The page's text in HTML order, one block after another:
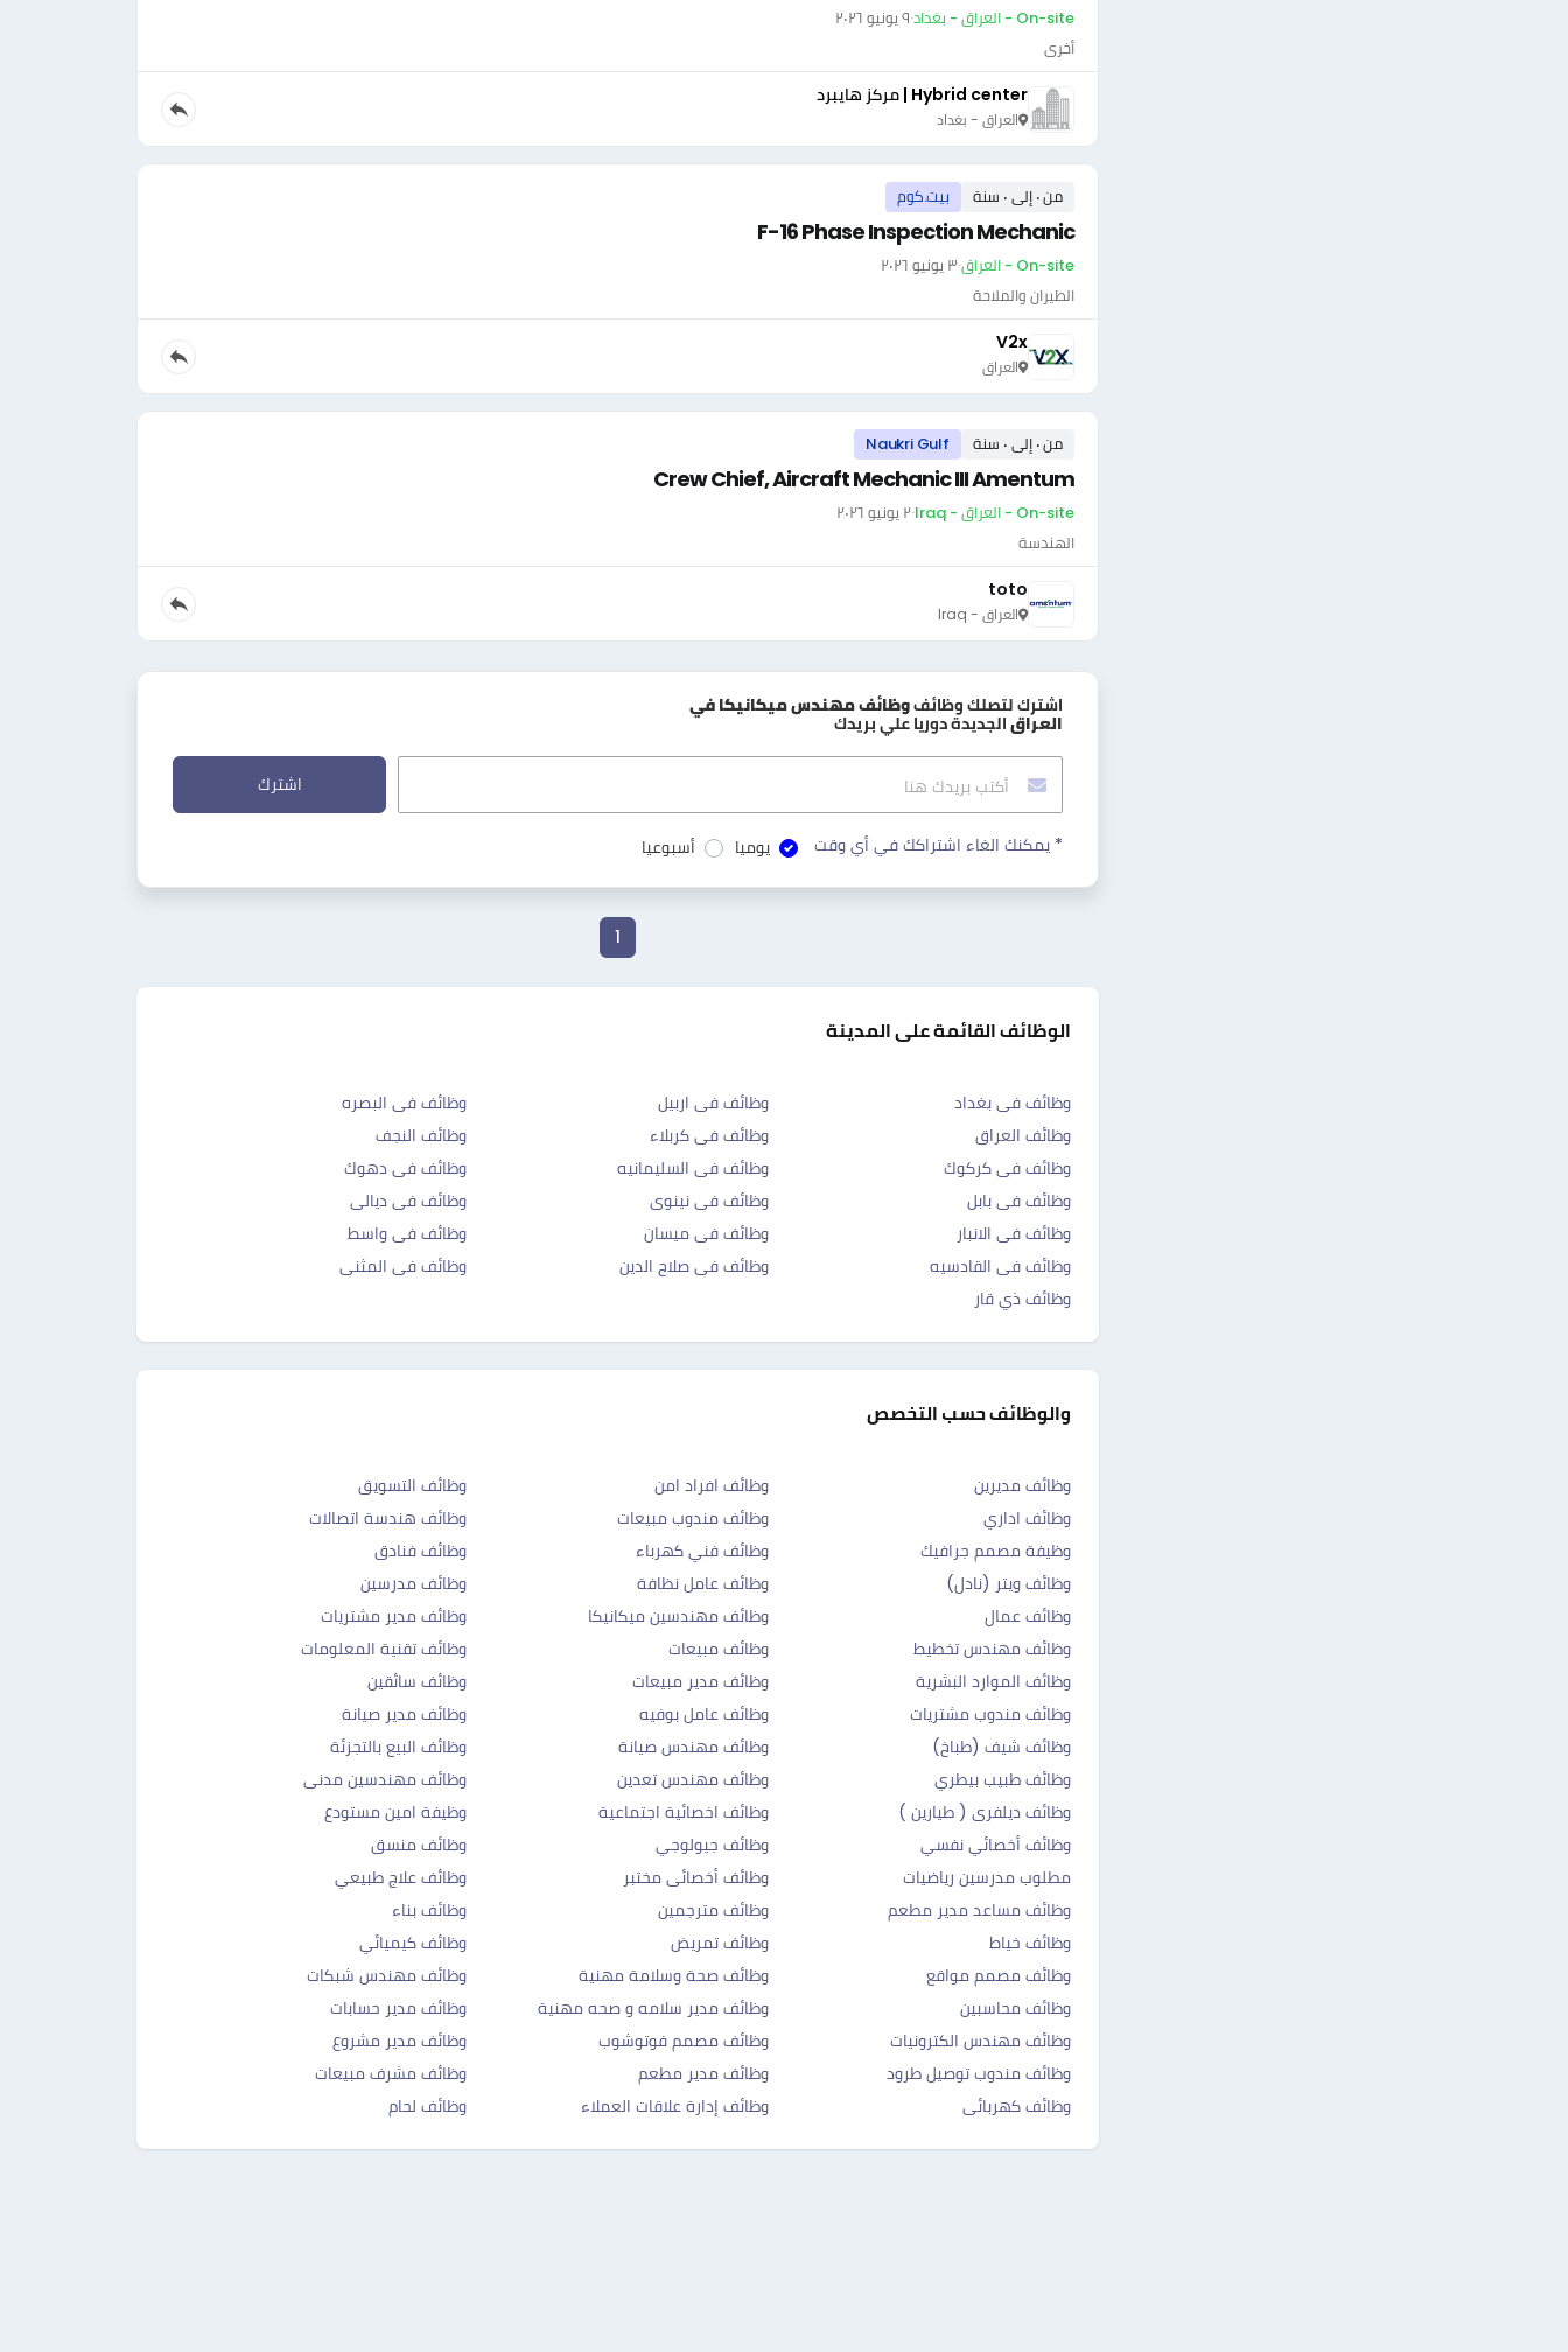
On-site - العراق - بغداد ·٩ يونيو ٢٠٢٦
أخرى
Hybrid center | مركز هايبرد
العراق - بغداد
من ٠ إلى ٠ سنة بيت.كوم
F-16 Phase Inspection Mechanic
On-site - العراق ·٣ يونيو ٢٠٢٦
الطيران والملاحة
V2x
العراق
من ٠ إلى ٠ سنة Naukri Gulf
Crew Chief, Aircraft Mechanic III Amentum
On-site - العراق - Iraq ·٢ يونيو ٢٠٢٦
الهندسة
toto
العراق - Iraq
اشترك لتصلك وظائفوظائف مهندس ميكانيكا في
العراق الجديدة دوريا علي بريدك
اشترك
* يمكنك الغاء اشتراكك في أي وقت يوميا أسبوعيا
1
الوظائف القائمة على المدينة
وظائف فى بغداد وظائف فى اربيل
وظائف فى البصره
وظائف العراق
وظائف فى كربلاء
وظائف النجف
وظائف فى كركوك
وظائف فى السليمانيه
وظائف فى دهوك
وظائف فى بابل
وظائف فى نينوى
وظائف فى ديالى
وظائف فى الانبار
وظائف فى ميسان
وظائف فى واسط
وظائف فى القادسيه
وظائف فى صلاح الدين
وظائف فى المثنى
وظائف ذي قار
والوظائف حسب التخصص
وظائف مديرين وظائف افراد امن
وظائف التسويق
وظائف اداري
وظائف مندوب مبيعات
وظائف هندسة اتصالات
وظيفة مصمم جرافيك
وظائف فني كهرباء
وظائف فنادق
وظائف ويتر (نادل)
وظائف عامل نظافة
وظائف مدرسين
وظائف عمال
وظائف مهندسين ميكانيكا
وظائف مدير مشتريات
وظائف مهندس تخطيط
وظائف مبيعات
وظائف تقنية المعلومات
وظائف الموارد البشرية
وظائف مدير مبيعات
وظائف سائقين
وظائف مندوب مشتريات
وظائف عامل بوفيه
وظائف مدير صيانة
وظائف شيف (طباخ)
وظائف مهندس صيانة
وظائف البيع بالتجزئة
وظائف طبيب بيطري
وظائف مهندس تعدين
وظائف مهندسين مدنى
وظائف ديلفرى ( طيارين )
وظائف اخصائية اجتماعية
وظيفة امين مستودع
وظائف أخصائي نفسي
وظائف جيولوجي
وظائف منسق
مطلوب مدرسين رياضيات
وظائف أخصائى مختبر
وظائف علاج طبيعي
وظائف مساعد مدير مطعم
وظائف مترجمين
وظائف بناء
وظائف خياط
وظائف تمريض
وظائف كيميائي
وظائف مصمم مواقع
وظائف صحة وسلامة مهنية
وظائف مهندس شبكات
وظائف محاسبين
وظائف مدير سلامه و صحه مهنية
وظائف مدير حسابات
وظائف مهندس الكترونيات
وظائف مصمم فوتوشوب
وظائف مدير مشروع
وظائف مندوب توصيل طرود
وظائف مدير مطعم
وظائف مشرف مبيعات
وظائف كهربائى
وظائف إدارة علاقات العملاء وظائف لحام